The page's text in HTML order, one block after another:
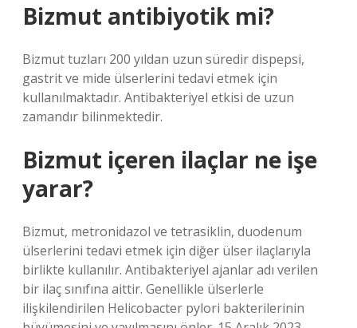
Bizmut antibiyotik mi?
Bizmut tuzları 200 yıldan uzun süredir dispepsi,
gastrit ve mide ülserlerini tedavi etmek için
kullanılmaktadır. Antibakteriyel etkisi de uzun
zamandır bilinmektedir.
Bizmut içeren ilaçlar ne işe
yarar?
Bizmut, metronidazol ve tetrasiklin, duodenum
ülserlerini tedavi etmek için diğer ülser ilaçlarıyla
birlikte kullanılır. Antibakteriyel ajanlar adı verilen
bir ilaç sınıfına aittir. Genellikle ülserlerle
ilişkilendirilen Helicobacter pylori bakterilerinin